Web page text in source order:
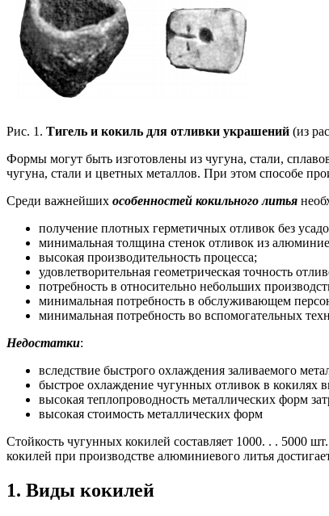
Рис. 1. Тигель и кокиль для отливки украшений (из
Формы могут быть изготовлены из чугуна, стали,
чугуна, стали и цветных металлов. При этом способе
Среди важнейших особенностей кокильного литья
получение плотных герметичных отливок без
минимальная толщина стенок отливок из
высокая производительность процесса;
удовлетворительная геометрическая точность
потребность в относительно небольших
минимальная потребность в обслуживающем
минимальная потребность во вспомогательных
Недостатки:
вследствие быстрого охлаждения заливаемого
быстрое охлаждение чугунных отливок в кокилях
высокая теплопроводность металлических форм
высокая стоимость металлических форм
Стойкость чугунных кокилей составляет 1000. . . 5000
кокилей при производстве алюминиевого литья
1. Виды кокилей